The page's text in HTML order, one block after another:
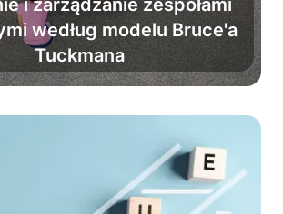
według modelu Bruce'a
Tuckmana
chaos i zmień grupę
w profesjonalny zespół.